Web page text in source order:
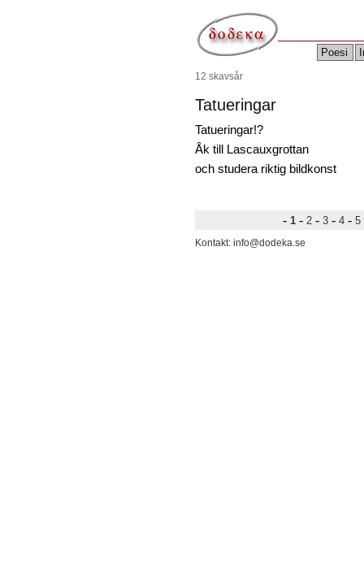
Poesi
12 skavsår
Tatueringar
Tatueringar!?
Åk till Lascauxgrottan
och studera riktig bildkonst
- 1 -2 -3 -4 -5
Kontakt: info@dodeka.se